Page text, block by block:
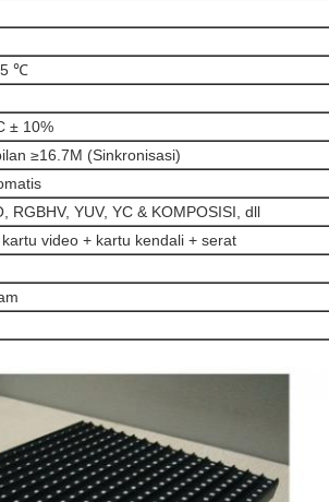
℃
± 10%
≥16.7M (Sinkronisasi)
RGBHV, YUV, YC & KOMPOSISI, dll
kartu video + kartu kendali + serat